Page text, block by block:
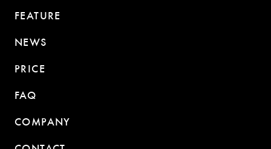
FEATURE
NEWS
PRICE
FAQ
COMPANY